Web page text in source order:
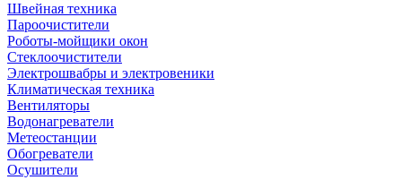
Швейная техника
Пароочистители
Роботы-мойщики окон
Стеклоочистители
Электрошвабры и электровеники
Климатическая техника
Вентиляторы
Водонагреватели
Метеостанции
Обогреватели
Осушители